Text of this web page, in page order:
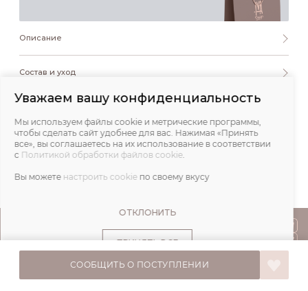
СООБЩИТЬ О ПОСТУПЛЕНИИ
Описание
Состав и уход
Отзывы
© IVA DESIGN,
Уважаем вашу конфиденциальность
Мы используем файлы cookie и метрические программы,
чтобы сделать сайт удобнее для вас. Нажимая «Принять
все», вы соглашаетесь на их использование в соответствии
с Политикой обработки файлов cookie.
Вы можете настроить cookie по своему вкусу
ОТКЛОНИТЬ
ПРИНЯТЬ ВСЕ